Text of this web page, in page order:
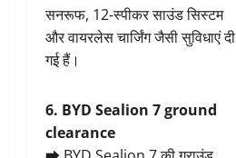
सनरूफ, 12-स्पीकर साउंड सिस्टम
और वायरलेस चार्जिंग जैसी सुविधाएं दी
गई हैं।
6. BYD Sealion 7 ground
clearance